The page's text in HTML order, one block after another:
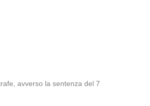
avverso la sentenza del 7